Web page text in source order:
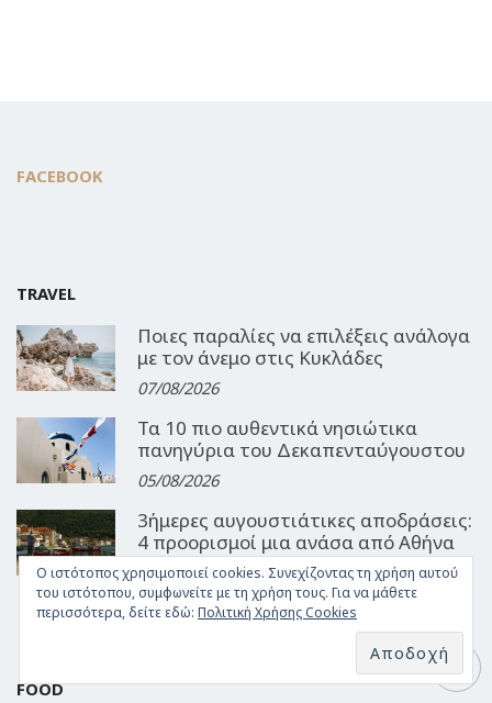
FACEBOOK
TRAVEL
Ποιες παραλίες να επιλέξεις ανάλογα
με τον άνεμο στις Κυκλάδες
07/08/2026
Τα 10 πιο αυθεντικά νησιώτικα
πανηγύρια του Δεκαπενταύγουστου
05/08/2026
3ήμερες αυγουστιάτικες αποδράσεις:
4 προορισμοί μια ανάσα από Αθήνα
και Θεσσαλονίκη
04/08/2026
FOOD
Ο ιστότοπος χρησιμοποιεί cookies. Συνεχίζοντας τη χρήση αυτού
του ιστότοπου, συμφωνείτε με τη χρήση τους. Για να μάθετε
περισσότερα, δείτε εδώ: Πολιτική Χρήσης Cookies